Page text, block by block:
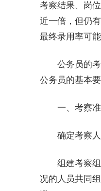
考察结果、岗
近一倍，但仍
最终录用率可能
公务员的
公务员的基本
一、考察
确定考察
组建考察
况的人员共同